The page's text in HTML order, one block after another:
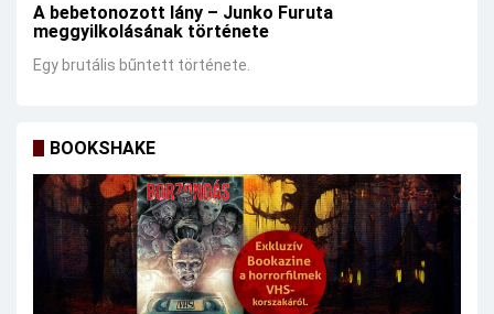
A bebetonozott lány – Junko Furuta
meggyilkolásának története
Egy brutális bűntett története.
BOOKSHAKE